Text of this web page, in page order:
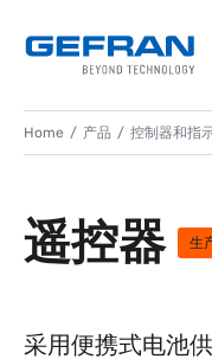
Home 产品 控制器和指
遥控器 生
采用便携式电池